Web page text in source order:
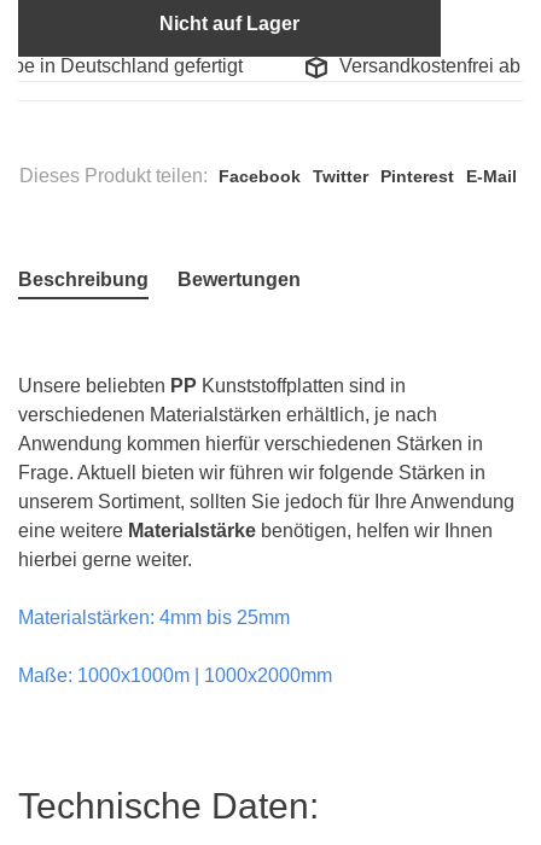
Nicht auf Lager
in Deutschland gefertigt Versandkostenfrei ab
Dieses Produkt teilen: Facebook Twitter Pinterest E-Mail
Beschreibung Bewertungen
Unsere beliebten PP Kunststoffplatten sind in
verschiedenen Materialstärken erhältlich, je nach
Anwendung kommen hierfür verschiedenen Stärken in
Frage. Aktuell bieten wir führen wir folgende Stärken in
unserem Sortiment, sollten Sie jedoch für Ihre Anwendung
eine weitere Materialstärke benötigen, helfen wir Ihnen
hierbei gerne weiter.
Materialstärken: 4mm bis 25mm
Maße: 1000x1000m | 1000x2000mm
Technische Daten: